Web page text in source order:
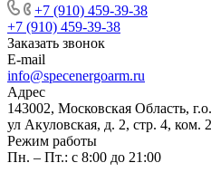
+7 (910) 459-39-38
+7 (910) 459-39-38
Заказать звонок
E-mail
info@specenergoarm.ru
Адрес
143002, Московская Область,
ул Акуловская, д. 2, стр. 4, ком.
Режим работы
Пн. – Пт.: с 8:00 до 21:00